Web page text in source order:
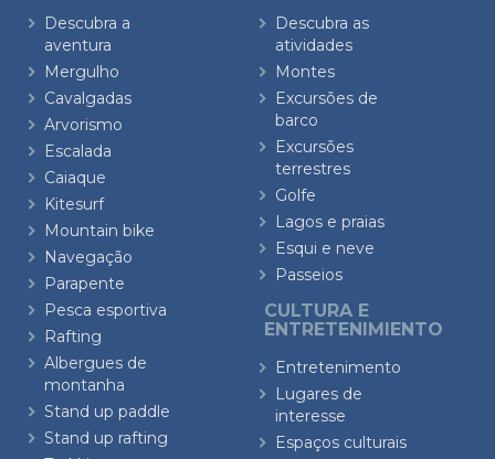
Descubra a
aventura
Mergulho
Cavalgadas
Arvorismo
Escalada
Caiaque
Kitesurf
Mountain bike
Navegação
Parapente
Pesca esportiva
Rafting
Albergues de
montanha
Stand up paddle
Stand up rafting
Descubra as
atividades
Montes
Excursões de
barco
Excursões
terrestres
Golfe
Lagos e praias
Esqui e neve
Passeios
CULTURA E
ENTRETENIMIENTO
Entretenimento
Lugares de
interesse
Espaços culturais